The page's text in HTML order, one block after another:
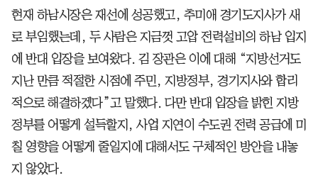
현재 하남시장은 재선에 성공했고, 추미애 경기도지사가 새
로 부임했는데, 두 사람은 지금껏 고압 전력설비의 하남 입지
에 반대 입장을 보여왔다. 김 장관은 이에 대해 “지방선거도
지난 만큼 적절한 시점에 주민, 지방정부, 경기지사와 합리
적으로 해결하겠다”고 말했다. 다만 반대 입장을 밝힌 지방
정부를 어떻게 설득할지, 사업 지연이 수도권 전력 공급에 미
칠 영향을 어떻게 줄일지에 대해서도 구체적인 방안을 내놓
지 않았다.